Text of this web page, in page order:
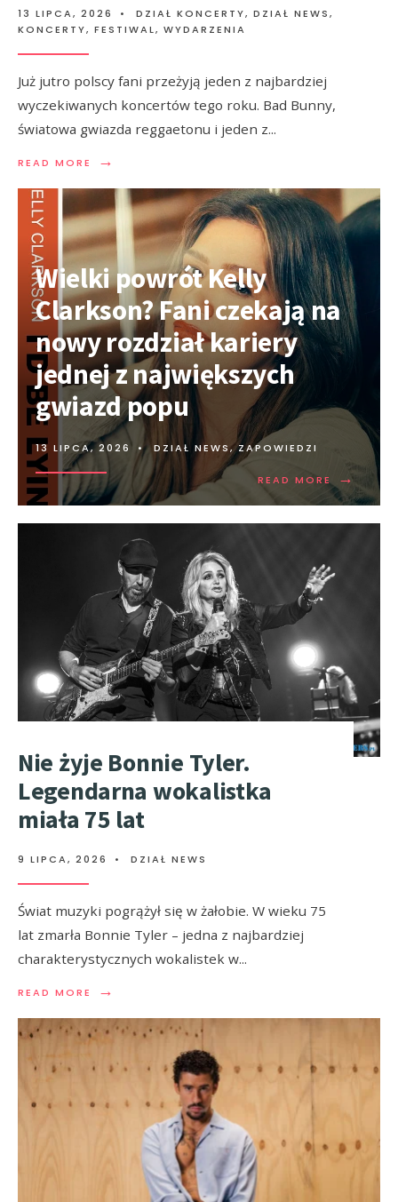
13 LIPCA, 2026 • DZIAŁ KONCERTY, DZIAŁ NEWS,
KONCERTY, FESTIWAL, WYDARZENIA
Już jutro polscy fani przeżyją jeden z najbardziej
wyczekiwanych koncertów tego roku. Bad Bunny,
światowa gwiazda reggaetonu i jeden z...
READ MORE →
Wielki powrót Kelly
Clarkson? Fani czekają na
nowy rozdział kariery
jednej z największych
gwiazd popu
13 LIPCA, 2026 • DZIAŁ NEWS,ZAPOWIEDZI
READ MORE →
Nie żyje Bonnie Tyler.
Legendarna wokalistka
miała 75 lat
9 LIPCA, 2026 • DZIAŁ NEWS
Świat muzyki pogrążył się w żałobie. W wieku 75
lat zmarła Bonnie Tyler – jedna z najbardziej
charakterystycznych wokalistek w...
READ MORE →